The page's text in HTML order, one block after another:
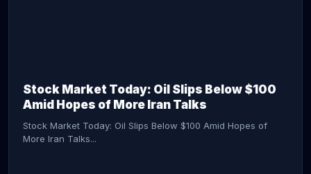
Stock Market Today: Oil Slips Below $100
Amid Hopes of More Iran Talks
Stock Market Today: Oil Slips Below $100 Amid Hopes of
More Iran Talks...